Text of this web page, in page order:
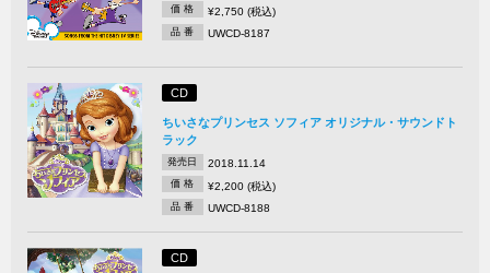
価 格 ¥2,750 (税込)
品 番 UWCD-8187
CD
ちいさなプリンセス ソフィア オリジナル・サウンドト
ラック
発売日 2018.11.14
価 格 ¥2,200 (税込)
品 番 UWCD-8188
CD